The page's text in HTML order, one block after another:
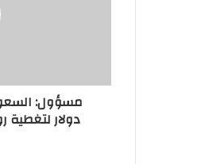
دولار